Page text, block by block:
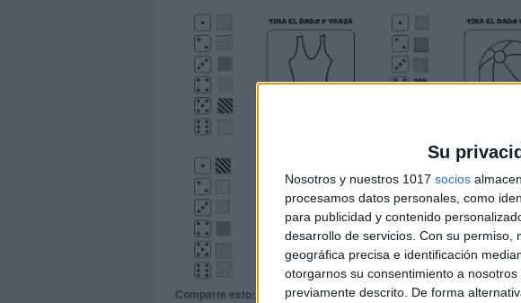
Su
Nosotros y nuestros 1017 socios
procesamos datos personales, como
para publicidad y contenido
desarrollo de servicios. Con su permiso,
geográfica precisa e identificación
otorgarnos su consentimiento a
previamente descrito. De forma
Comparte esto: